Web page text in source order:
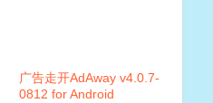
广告走开AdAway v4.0.7-
0812 for Android